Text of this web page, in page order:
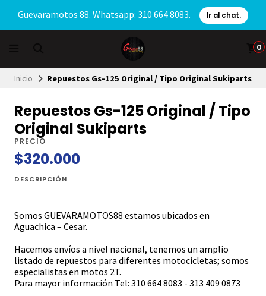
Guevaramotos 88. Whatsapp: 310 664 8083. Ir al chat.
0
Inicio Repuestos Gs-125 Original / Tipo Original Sukiparts
Repuestos Gs-125 Original / Tipo
Original Sukiparts
PRECIO
$320.000
DESCRIPCIÓN
Somos GUEVARAMOTOS88 estamos ubicados en
Aguachica – Cesar.
Hacemos envíos a nivel nacional, tenemos un amplio
listado de repuestos para diferentes motocicletas; somos
especialistas en motos 2T.
Para mayor información Tel: 310 664 8083 - 313 409 0873